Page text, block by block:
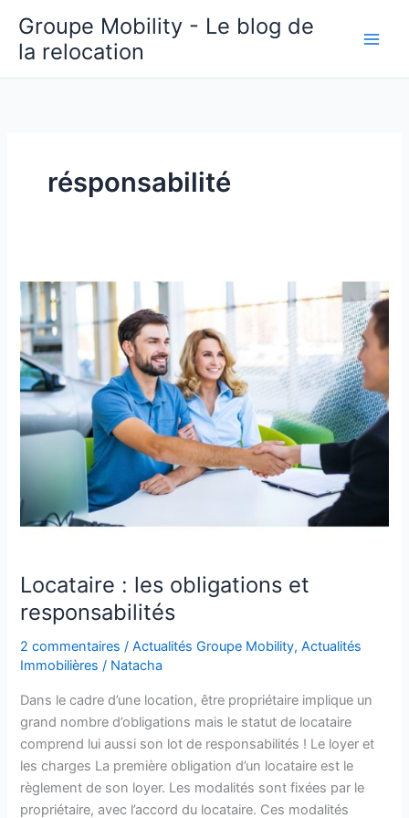
contenu
Groupe Mobility - Le blog de
la relocation
résponsabilité
Locataire : les obligations et
responsabilités
2 commentaires /Actualités Groupe Mobility,Actualités
Immobilières / Natacha
Dans le cadre d’une location, être propriétaire implique un
grand nombre d’obligations mais le statut de locataire
comprend lui aussi son lot de responsabilités ! Le loyer et
les charges La première obligation d’un locataire est le
règlement de son loyer. Les modalités sont fixées par le
propriétaire, avec l’accord du locataire. Ces modalités